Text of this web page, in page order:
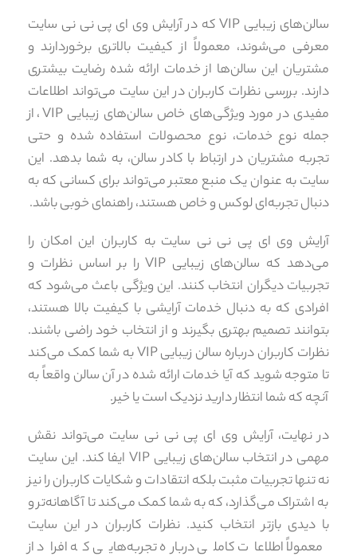
سالن‌های زیبایی VIP که در آرایش وی ای پی نی نی سایت
معرفی می‌شوند، معمولاً از کیفیت بالاتری برخوردارند و
مشتریان این سالن‌ها از خدمات ارائه شده رضایت بیشتری
دارند. بررسی نظرات کاربران در این سایت می‌تواند اطلاعات
مفیدی در مورد ویژگی‌های خاص سالن‌های زیبایی VIP، از
جمله نوع خدمات، نوع محصولات استفاده شده و حتی
تجربه مشتریان در ارتباط با کادر سالن، به شما بدهد. این
سایت به عنوان یک منبع معتبر می‌تواند برای کسانی که به
دنبال تجربه‌ای لوکس و خاص هستند، راهنمای خوبی باشد.
آرایش وی ای پی نی نی سایت به کاربران این امکان را
می‌دهد که سالن‌های زیبایی VIP را بر اساس نظرات و
تجربیات دیگران انتخاب کنند. این ویژگی باعث می‌شود که
افرادی که به دنبال خدمات آرایشی با کیفیت بالا هستند،
بتوانند تصمیم بهتری بگیرند و از انتخاب خود راضی باشند.
نظرات کاربران درباره سالن زیبایی VIP به شما کمک می‌کند
تا متوجه شوید که آیا خدمات ارائه شده در آن سالن واقعاً به
آنچه که شما انتظار دارید نزدیک است یا خیر.
در نهایت، آرایش وی ای پی نی نی سایت می‌تواند نقش
مهمی در انتخاب سالن‌های زیبایی VIP ایفا کند. این سایت
نه تنها تجربیات مثبت بلکه انتقادات و شکایات کاربران را نیز
به اشتراک می‌گذارد، که به شما کمک می‌کند تا آگاهانه‌تر و
با دیدی بازتر انتخاب کنید. نظرات کاربران در این سایت
معمولاً اطلاعات کاملی درباره تجربه‌هایی که افراد از